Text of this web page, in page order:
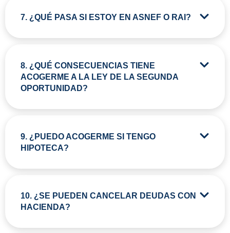
7. ¿QUÉ PASA SI ESTOY EN ASNEF O RAI?
8. ¿QUÉ CONSECUENCIAS TIENE
ACOGERME A LA LEY DE LA SEGUNDA
OPORTUNIDAD?
9. ¿PUEDO ACOGERME SI TENGO
HIPOTECA?
10. ¿SE PUEDEN CANCELAR DEUDAS CON
HACIENDA?